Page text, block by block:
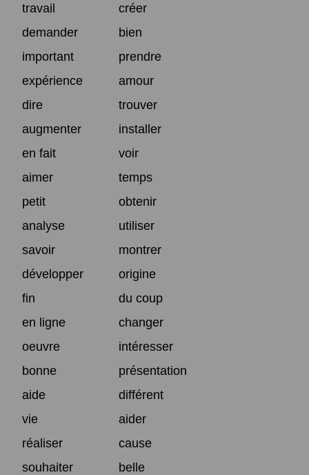
travail
créer
demander
bien
important
prendre
expérience
amour
dire
trouver
augmenter
installer
en fait
voir
aimer
temps
petit
obtenir
analyse
utiliser
savoir
montrer
développer
origine
fin
du coup
en ligne
changer
oeuvre
intéresser
bonne
présentation
aide
différent
vie
aider
réaliser
cause
souhaiter
belle